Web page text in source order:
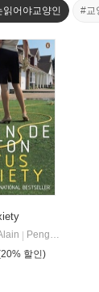
어야교양인 #교
Penguin Books Ltd
할인)